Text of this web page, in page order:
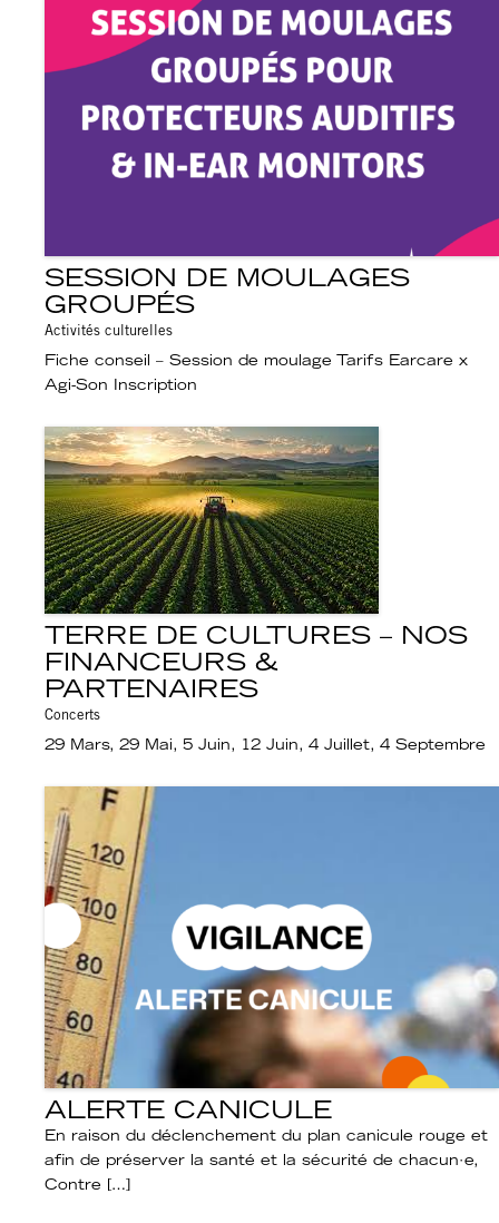
SESSION DE MOULAGES
GROUPÉS
Activités culturelles
Fiche conseil – Session de moulage Tarifs Earcare x
Agi-Son Inscription
TERRE DE CULTURES – NOS
FINANCEURS &
PARTENAIRES
Concerts
29 Mars, 29 Mai, 5 Juin, 12 Juin, 4 Juillet, 4 Septembre
ALERTE CANICULE
En raison du déclenchement du plan canicule rouge et
afin de préserver la santé et la sécurité de chacun·e,
Contre […]